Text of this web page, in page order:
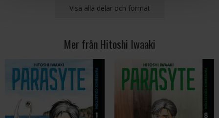
Visa alla delar och format
Mer från Hitoshi Iwaaki